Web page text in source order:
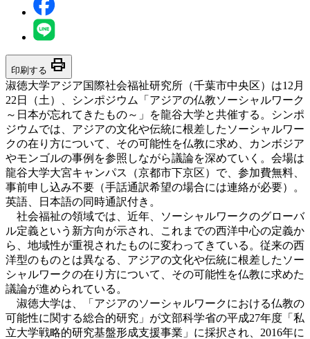
印刷する print
淑徳大学アジア国際社会福祉研究所（千葉市中央区）は12月
22日（土）、シンポジウム「アジアの仏教ソーシャルワーク
～日本が忘れてきたもの～」を龍谷大学と共催する。シンポ
ジウムでは、アジアの文化や伝統に根差したソーシャルワー
クの在り方について、その可能性を仏教に求め、カンボジア
やモンゴルの事例を参照しながら議論を深めていく。会場は
龍谷大学大宮キャンパス（京都市下京区）で、参加費無料、
事前申し込み不要（手話通訳希望の場合には連絡が必要）。
英語、日本語の同時通訳付き。
社会福祉の領域では、近年、ソーシャルワークのグローバ
ル定義という新方向が示され、これまでの西洋中心の定義か
ら、地域性が重視されたものに変わってきている。従来の西
洋型のものとは異なる、アジアの文化や伝統に根差したソー
シャルワークの在り方について、その可能性を仏教に求めた
議論が進められている。
淑徳大学は、「アジアのソーシャルワークにおける仏教の
可能性に関する総合的研究」が文部科学省の平成27年度「私
立大学戦略的研究基盤形成支援事業」に採択され、2016年に